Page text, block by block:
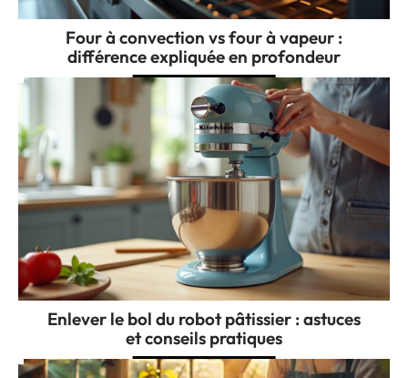
Four à convection vs four à vapeur :
différence expliquée en profondeur
Enlever le bol du robot pâtissier : astuces
et conseils pratiques